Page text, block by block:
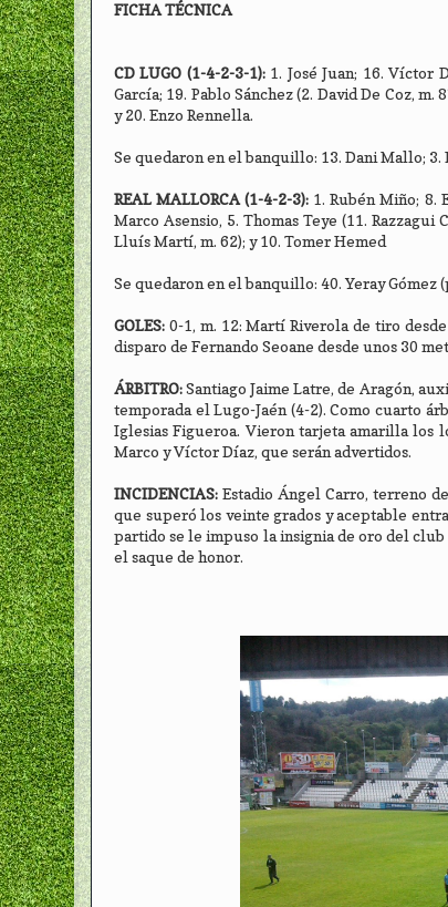
FICHA TÉCNICA
CD LUGO (1-4-2-3-1): 1. José Juan; 16. Víctor
García; 19. Pablo Sánchez (2. David De Coz,
y 20. Enzo Rennella.
Se quedaron en el banquillo: 13. Dani Mallo; 3.
REAL MALLORCA (1-4-2-3): 1. Rubén Miño; 8.
Marco Asensio, 5. Thomas Teye (11.
Lluís Martí, m. 62); y 10. Tomer Hemed
Se quedaron en el banquillo: 40. Yeray Gómez
GOLES: 0-1, m. 12: Martí Riverola de tiro
disparo de Fernando Seoane desde unos 30
ÁRBITRO:Santiago Jaime Latre, de Aragón,
temporada el Lugo-Jaén (4-2). Como cuarto
Iglesias Figueroa. Vieron tarjeta amarilla los
Marco y Víctor Díaz, que serán advertidos.
INCIDENCIAS:Estadio Ángel Carro, terreno
que superó los veinte grados y aceptable
partido se le impuso la insignia de oro del club
el saque de honor.